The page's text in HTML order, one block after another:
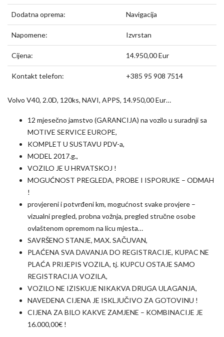
Dodatna oprema: Navigacija
Napomene: Izvrstan
Cijena: 14.950,00 Eur
Kontakt telefon: +385 95 908 7514
Volvo V40, 2.0D, 120ks, NAVI, APPS, 14.950,00 Eur…
12 mjesečno jamstvo (GARANCIJA) na vozilo u suradnji sa
MOTIVE SERVICE EUROPE,
KOMPLET U SUSTAVU PDV-a,
MODEL 2017.g.,
VOZILO JE U HRVATSKOJ !
MOGUĆNOST PREGLEDA, PROBE I ISPORUKE – ODMAH
!
provjereni i potvrđeni km, mogućnost svake provjere –
vizualni pregled, probna vožnja, pregled stručne osobe
ovlaštenom opremom na licu mjesta…
SAVRŠENO STANJE, MAX. SAČUVAN,
PLAĆENA SVA DAVANJA DO REGISTRACIJE, KUPAC NE
PLAĆA PRIJEPIS VOZILA, tj. KUPCU OSTAJE SAMO
REGISTRACIJA VOZILA,
VOZILO NE IZISKUJE NIKAKVA DRUGA ULAGANJA,
NAVEDENA CIJENA JE ISKLJUČIVO ZA GOTOVINU !
CIJENA ZA BILO KAKVE ZAMJENE – KOMBINACIJE JE
16.000,00€ !